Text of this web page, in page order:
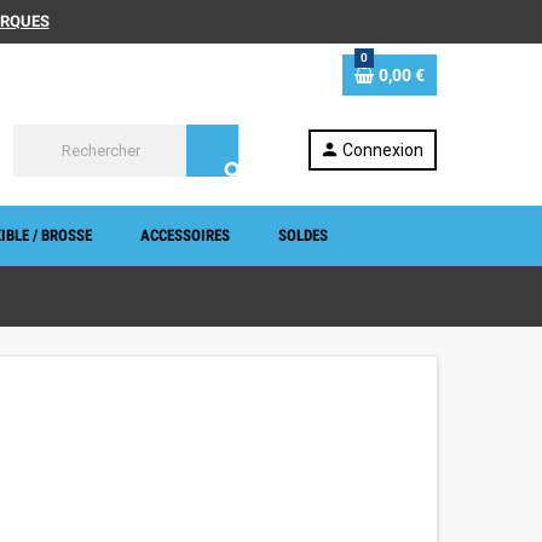
0
0,00 €
search
person Connexion
/ BROSSE ACCESSOIRES SOLDES